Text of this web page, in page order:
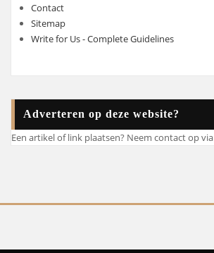
Contact
Sitemap
Write for Us - Complete Guidelines
Adverteren op deze website?
Een artikel of link plaatsen? Neem contact op via